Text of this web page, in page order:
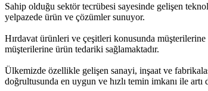
Sahip olduğu sektör tecrübesi sayesinde gelişen
yelpazede ürün ve çözümler sunuyor.
Hırdavat ürünleri ve çeşitleri konusunda
müşterilerine ürün tedariki sağlamaktadır.
Ülkemizde özellikle gelişen sanayi, inşaat ve
doğrultusunda en uygun ve hızlı temin imkanı ile artı